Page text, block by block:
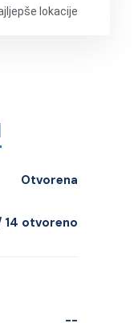
lokacije
Otvorena
14 otvoreno